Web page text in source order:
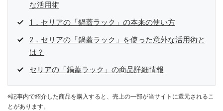
な活用術
1．セリアの「鍋蓋ラック」の本来の使い方
2．セリアの「鍋蓋ラック」を使った意外な活用術と
は？
セリアの「鍋蓋ラック」の商品詳細情報
※記事内で紹介した商品を購入すると、売上の一部が当サイトに還元されるこ
とがあります。